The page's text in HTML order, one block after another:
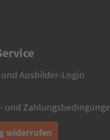
Ausbilder-Login
und
widerrufen